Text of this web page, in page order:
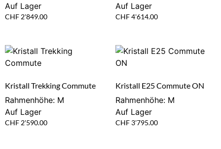
Auf Lager
CHF 2'849.00
Auf Lager
CHF4'614.00
Kristall Trekking Commute
Rahmenhöhe: M
Auf Lager
CHF 2'590.00
Kristall E25 Commute ON
Rahmenhöhe: M
Auf Lager
CHF 3'795.00